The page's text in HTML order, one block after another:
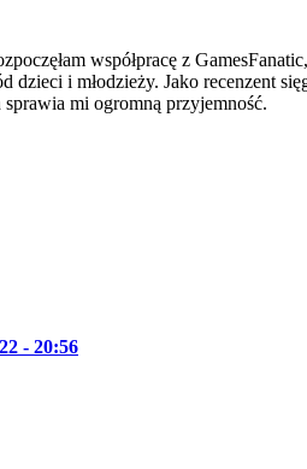
współpracę z
i młodzieży. Jako recenzent
mi ogromną przyjemność.
- 20:56